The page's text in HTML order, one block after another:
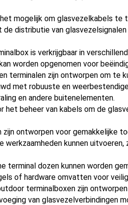
mogelijk om glasvezelkabels te
distributie van
is verkrijgbaar in
worden opgenomen voor
terminalen zijn ontworpen om te
met robuuste en
en andere buitenelementen.
het beheer van kabels om de
ontworpen voor gemakkelijke
kunnen
terminal dozen kunnen worden
of hardware omvatten voor
terminalboxen zijn
van glasvezelverbindingen